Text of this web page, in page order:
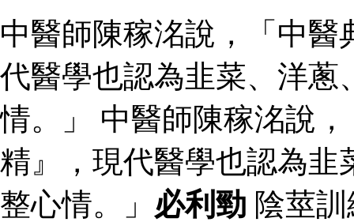
中醫師陳稼洺說，「中
代醫學也認為韭菜、洋蔥
情。」 中醫師陳稼洺說
精』，現代醫學也認為韭
整心情。」 必利勁 陰莖